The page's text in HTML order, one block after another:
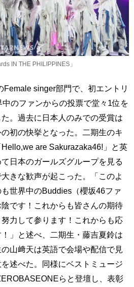
IN THE PHILIPPINES」
singer部門で、初エントリ
のファンからの投票で堂々1位を
。過去に日本人のみでの受賞は
初の快挙となった。二期生のキ
are Sakurazaka46!」と英
日本のガールズグループを見る
きな歓声が起こった。「このよ
世界中のBuddies（櫻坂46ファ
です！これからも皆さんの期待
力して参ります！これからも応
」と述べ、二期生・藤吉夏鈴は
山﨑天は英語で会場や配信で見
述べた。同様にベストミュージ
らと登壇し、表彰